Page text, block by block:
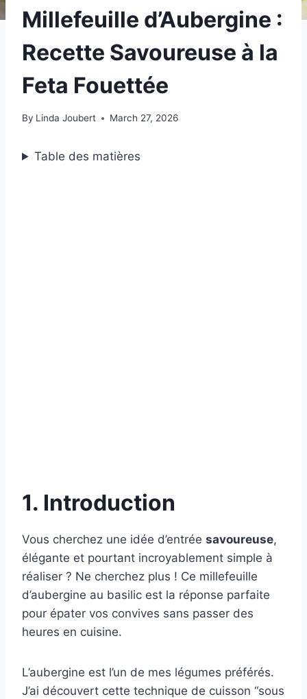
Millefeuille d’Aubergine :
Recette Savoureuse à la
Feta Fouettée
By Linda Joubert March 27, 2026
Table des matières
1. Introduction
Vous cherchez une idée d’entrée savoureuse,
élégante et pourtant incroyablement simple à
réaliser ? Ne cherchez plus ! Ce millefeuille
d’aubergine au basilic est la réponse parfaite
pour épater vos convives sans passer des
heures en cuisine.
L’aubergine est l’un de mes légumes préférés.
J’ai découvert cette technique de cuisson “sous